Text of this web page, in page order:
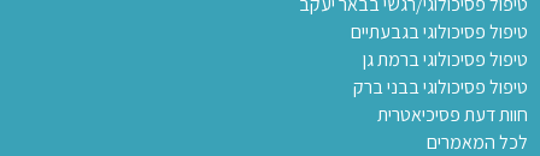
טיפול פסיכולוגי בגבעתיים
טיפול פסיכולוגי ברמת גן
טיפול פסיכולוגי בבני ברק
חוות דעת פסיכיאטרית
לכל המאמרים